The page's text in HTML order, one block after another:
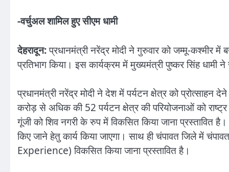
-वर्चुअल शामिल हुए सीएम धामी
देहरादून:प्रधानमंत्री नरेंद्र मोदी ने गुरुवार को जम्मू-कश्मीर
प्रतिभाग किया। इस कार्यक्रम में मुख्यमंत्री पुष्कर सिंह धामी
प्रधानमंत्री नरेंद्र मोदी ने देश में पर्यटन क्षेत्र को
करोड़ से अधिक की 52 पर्यटन क्षेत्र की परियोजनाओं को
गूंजी को शिव नगरी के रुप में विकसित किया जाना
किए जाने हेतु कार्य किया जाएगा। साथ ही चंपावत जिले में
Experience) विकसित किया जाना प्रस्तावित है।